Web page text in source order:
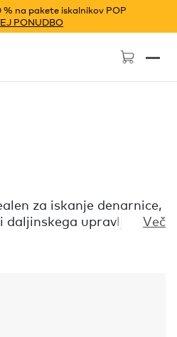
% na pakete iskalnikov POP
PONUDBO
za iskanje denarnice,
upravljalnika.
Več